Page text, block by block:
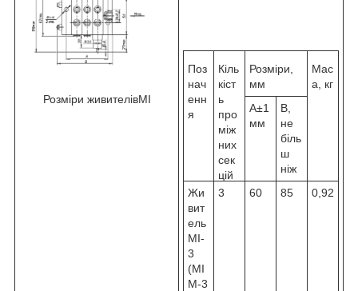
Розміри живителівМІ
Поз
нач
енн
я
Кіль
кіст
ь
про
між
них
сек
цій
Розміри,
мм
Мас
а, кг
А±1
мм
В,
не
біль
ш
ніж
Жи
вит
ель
МІ-
3
(МІ
М-3
3 60 85 0,92